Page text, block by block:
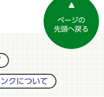
ページの
先頭へ戻る
ンクについて